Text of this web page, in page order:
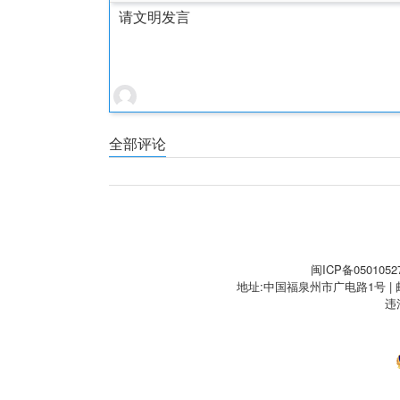
请文明发言
全部评论
闽ICP备
地址:中国福泉州市广电路1号 |
违